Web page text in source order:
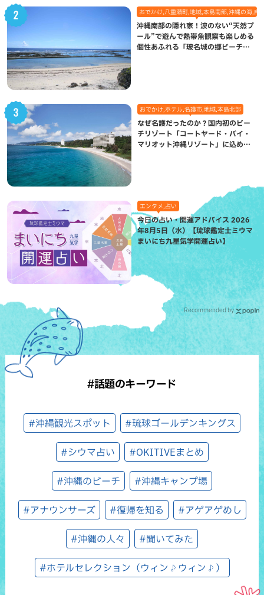
おでかけ,八重瀬町,地域,本島南部,沖縄の海,自
沖縄南部の隠れ家！波のない“天然プ
ール”で遊んで熱帯魚観察も楽しめる
個性あふれる「玻名城の郷ビーチ」
おでかけ,ホテル,名護市,地域,本島北部
なぜ名護だったのか？国内初のビー
チリゾート「コートヤード・バイ・
マリオット沖縄リゾート」に込めら
エンタメ,占い
今日の占い・開運アドバイス 2026
年8月5日（水）【琉球鑑定士ミウマ
まいにち九星気学開運占い】
Recommended by
#話題のキーワード
#沖縄観光スポット #琉球ゴールデンキングス
#シウマ占い #OKITIVEまとめ
#沖縄のビーチ #沖縄キャンプ場
#アナウンサーズ #復帰を知る #アゲアゲめし
#沖縄の人々 #聞いてみた
#ホテルセレクション（ウィン♪ウィン♪）